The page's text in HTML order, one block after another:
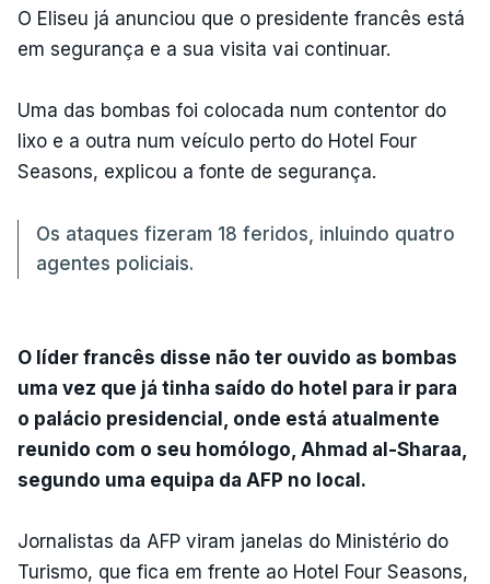
O Eliseu já anunciou que o presidente francês está
em segurança e a sua visita vai continuar.
Uma das bombas foi colocada num contentor do
lixo e a outra num veículo perto do Hotel Four
Seasons, explicou a fonte de segurança.
Os ataques fizeram 18 feridos, inluindo quatro
agentes policiais.
O líder francês disse não ter ouvido as bombas
uma vez que já tinha saído do hotel para ir para
o palácio presidencial, onde está atualmente
reunido com o seu homólogo, Ahmad al-Sharaa,
segundo uma equipa da AFP no local.
Jornalistas da AFP viram janelas do Ministério do
Turismo, que fica em frente ao Hotel Four Seasons,